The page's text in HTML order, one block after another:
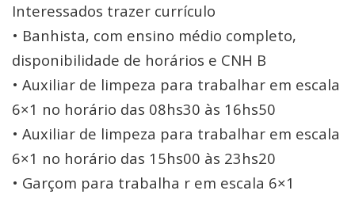
Interessados trazer currículo
• Banhista, com ensino médio completo,
disponibilidade de horários e CNH B
• Auxiliar de limpeza para trabalhar em escala
6×1 no horário das 08hs30 às 16hs50
• Auxiliar de limpeza para trabalhar em escala
6×1 no horário das 15hs00 às 23hs20
• Garçom para trabalha r em escala 6×1